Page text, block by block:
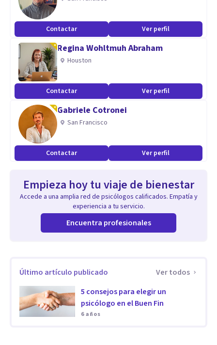
Brindamos terapia individual, para adolescentes y de pareja.
Especialidad
Con más de cuatro años de experiencia y cientos de
pacientes atendidos, MisPsicologos es tu mejor opción en
psicólogos en línea.
Contactar Ver perfil
Regina Wohltmuh Abraham
Houston
Contactar Ver perfil
Gabriele Cotronei
San Francisco
Contactar Ver perfil
Empieza hoy tu viaje de bienestar
Accede a una amplia red de psicólogos calificados. Empatía y
experiencia a tu servicio.
Encuentra profesionales
Último artículo publicado
Ver todos
5 consejos para elegir un
psicólogo en el Buen Fin
6 años